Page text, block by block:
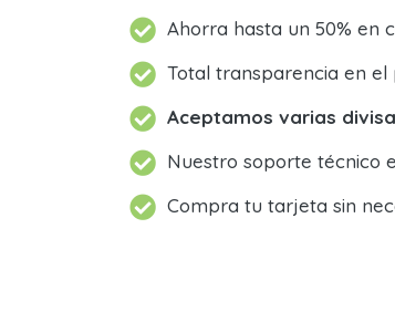
Ahorra hasta un 50% en
Total transparencia en
Aceptamos varias
Nuestro soporte técnico
Compra tu tarjeta sin